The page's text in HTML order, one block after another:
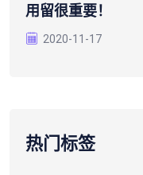
用留很重要！
2020-11-17
热门标签